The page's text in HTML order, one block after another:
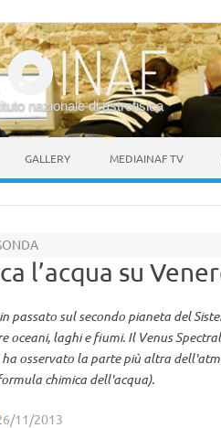
nazionale di astrofisica
GALLERY MEDIAINAF TV
l’acqua su
passato sul secondo pianeta del
oceani, laghi e fiumi. Il Venus
osservato la parte più altra
chimica dell'acqua).
11/2013